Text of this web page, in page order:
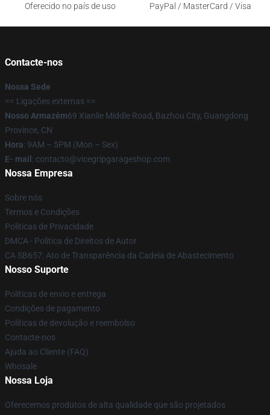
Oferecido no país de uso
PayPal / MasterCard / Visa
Contacte-nos
Nossa Sede
== Ligações externas ==
Nosso Armazém69 Xianlie Middle Road, Bazhou City, Guangdong
Province, CN
Hora: 9AM – 5PM (Mon – Sex)
E- mail : contacto@vicegripgarageshop.com
Nossa Empresa
Sobre nós
Termos e Condições
Políticas de Privacidade
DMCA - Política de Direitos de Autor
CA SB657: Ato de Transparência da Cadeia de Abastecimento
Nosso Suporte
Políticas de envio e entrega
Condições de pagamento
Políticas de devolução e reembolso
Contacte-nos
Ajuda ao Cliente (FAQ)
Whosale
Nossa Loja
Oferecemos produtos de alta qualidade que são projetados